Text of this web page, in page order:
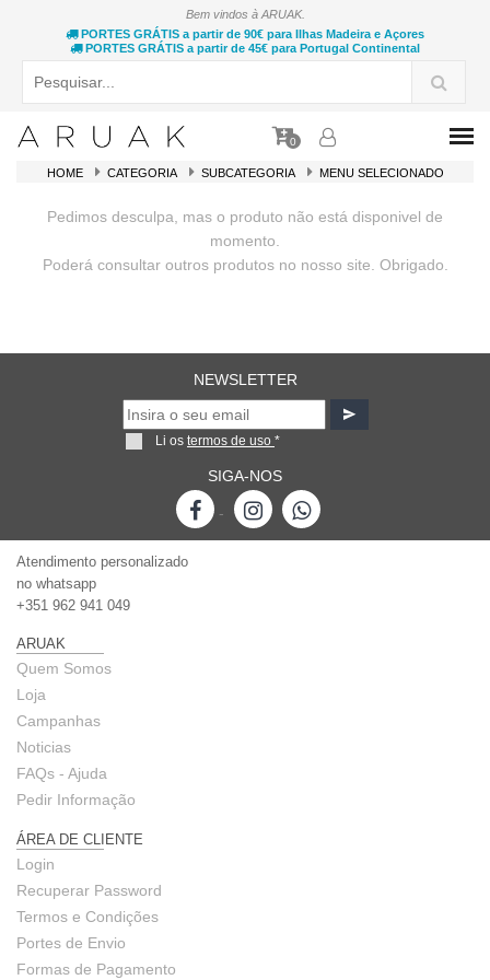
Bem vindos à ARUAK.
PORTES GRÁTIS a partir de 90€ para Ilhas Madeira e Açores
PORTES GRÁTIS a partir de 45€ para Portugal Continental
0
HOME CATEGORIA SUBCATEGORIA MENU SELECIONADO
Pedimos desculpa, mas o produto não está disponivel de
momento.
Poderá consultar outros produtos no nosso site. Obrigado.
NEWSLETTER
Li os termos de uso *
SIGA-NOS
-
Atendimento personalizado
no whatsapp
+351 962 941 049
ARUAK
Quem Somos
Loja
Campanhas
Noticias
FAQs - Ajuda
Pedir Informação
ÁREA DE CLIENTE
Login
Recuperar Password
Termos e Condições
Portes de Envio
Formas de Pagamento